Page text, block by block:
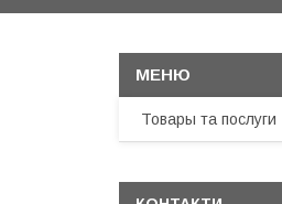
Товары та послуги